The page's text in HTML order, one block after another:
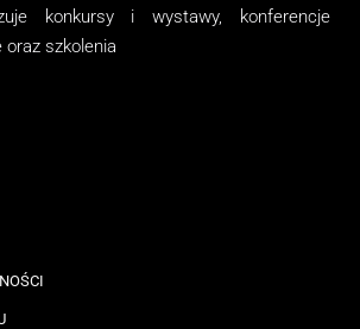
ekonkursy i wystawy, konferencje
oraz szkolenia